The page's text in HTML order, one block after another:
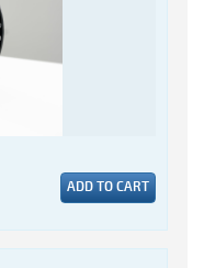
ADD TO CART